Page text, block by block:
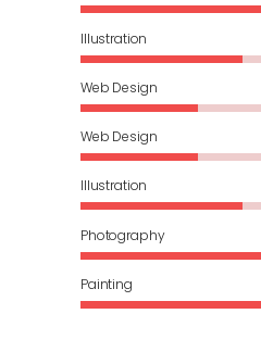
Illustration
Web Design
Web Design
Illustration
Photography
Painting